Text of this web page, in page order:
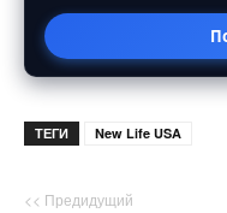
ТЕГИ New Life USA
<< Предидущий